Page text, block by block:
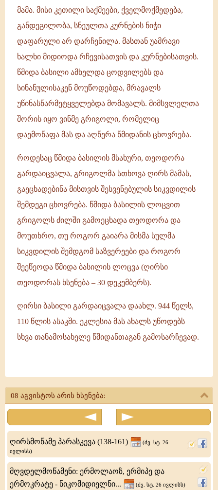
მამა. მისი კეთილი საქმეები, ქველმოქმედება,
განდეგილობა, სნეულთა კურნების ნიჭი
დაფარული არ დარჩენილა. მასთან უამრავი
ხალხი მიდიოდა რჩევისათვის და კურნებისათვის.
წმიდა ბასილი ამხელდა ცოდვილებს და
სინანულისაკენ მოუწოდებდა, მრავალს
უწინასწარმეტყველებდა მომავალს. მიმსვლელთა
შორის იყო ვინმე გრიგოლი, რომელიც
დაემოწაფა მას და აღწერა წმიდანის ცხოვრება.
როდესაც წმიდა ბასილის მსახური, თეოდორა
გარდაიცვალა, გრიგოლმა სთხოვა ღირს მამას,
გაეცხადებინა მისთვის შესვენებულის სიკვდილის
შემდეგი ცხოვრება. წმიდა ბასილის ლოცვით
გრიგოლს ძილში გამოეცხადა თეოდორა და
მოუთხრო, თუ როგორ გაიარა მისმა სულმა
სიკვდილის შემდგომ საზვერეები და როგორ
შეეწეოდა წმიდა ბასილის ლოცვა (ღირსი
თეოდორას ხსენება – 30 დეკემბერს).
ღირსი ბასილი გარდაიცვალა დაახლ. 944 წელს,
110 წლის ასაკში. ეკლესია მას ახალს უწოდებს
სხვა თანამოსახელე წმიდანთაგან გამოსარჩევად.
ახალი
944)
ახალგაზრდობაშივე
განმარტოვდა
უდაბნოში.
08 აგვისტოს არის ხსენება:
ღირსმოწამე პარასკევა (138-161)
(ძვ. სტ. 26
ივლისს)
მღვდელმოწამენი: ერმოლაოზ, ერმიპე და
ერმოკრატე - ნიკომიდიელნი...
(ძვ. სტ. 26 ივლისს)